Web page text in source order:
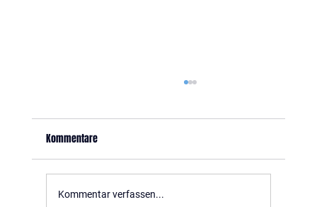
Skiwochenende Januar 2026
Kommentare
Kommentar verfassen...